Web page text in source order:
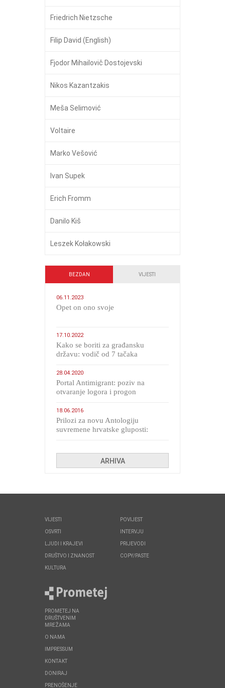
Friedrich Nietzsche
Filip David (English)
Fjodor Mihailovič Dostojevski
Nikos Kazantzakis
Meša Selimović
Voltaire
Marko Vešović
Ivan Supek
Erich Fromm
Danilo Kiš
Leszek Kołakowski
BEZDAN VIJESTI
06.11.2023
​Opet on ono svoje
17.10.2022
Kako se boriti za građansku
državu: vodič od 7 tačaka
28.04.2020
Portal Antimigrant: poziv na
otvaranje logora i progon
18.06.2016
Prilozi za novu Antologiju
suvremene hrvatske gluposti:
ARHIVA
VIJESTI
OSVRTI
LJUDI I KRAJEVI
DRUŠTVO I ZNANOST
KULTURA
POVIJEST
INTERVJU
PRIJEVODI
COPY/PASTE
PROMETEJ NA
DRUŠTVENIM
MREŽAMA
O NAMA
IMPRESSUM
KONTAKT
DONIRAJ
PRENOŠENJE